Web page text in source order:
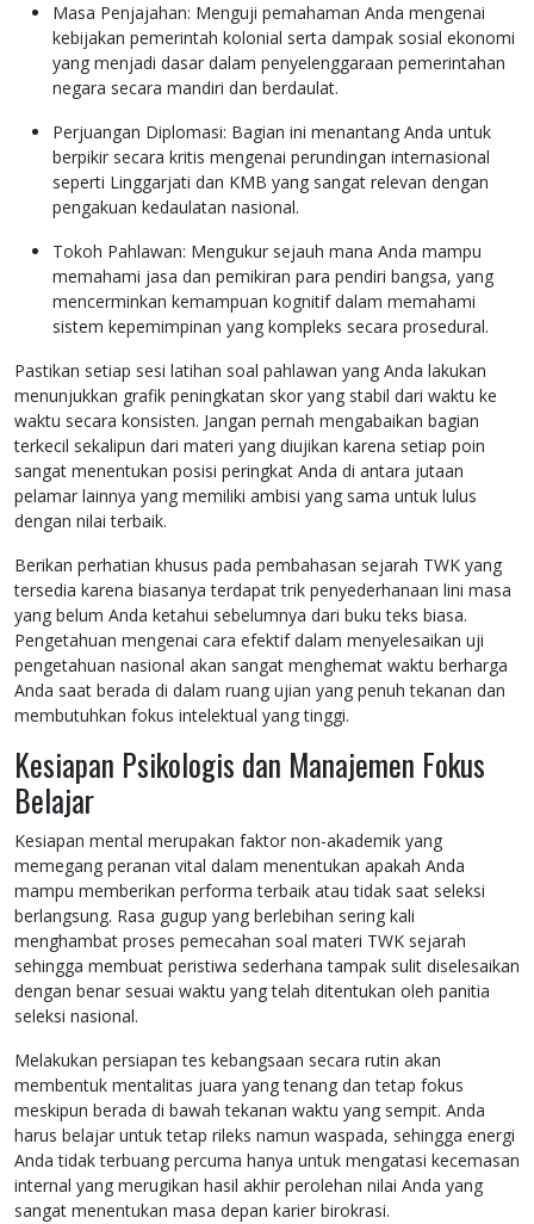
Masa Penjajahan: Menguji pemahaman Anda mengenai
kebijakan pemerintah kolonial serta dampak sosial ekonomi
yang menjadi dasar dalam penyelenggaraan pemerintahan
negara secara mandiri dan berdaulat.
Perjuangan Diplomasi: Bagian ini menantang Anda untuk
berpikir secara kritis mengenai perundingan internasional
seperti Linggarjati dan KMB yang sangat relevan dengan
pengakuan kedaulatan nasional.
Tokoh Pahlawan: Mengukur sejauh mana Anda mampu
memahami jasa dan pemikiran para pendiri bangsa, yang
mencerminkan kemampuan kognitif dalam memahami
sistem kepemimpinan yang kompleks secara prosedural.
Pastikan setiap sesi latihan soal pahlawan yang Anda lakukan
menunjukkan grafik peningkatan skor yang stabil dari waktu ke
waktu secara konsisten. Jangan pernah mengabaikan bagian
terkecil sekalipun dari materi yang diujikan karena setiap poin
sangat menentukan posisi peringkat Anda di antara jutaan
pelamar lainnya yang memiliki ambisi yang sama untuk lulus
dengan nilai terbaik.
Berikan perhatian khusus pada pembahasan sejarah TWK yang
tersedia karena biasanya terdapat trik penyederhanaan lini masa
yang belum Anda ketahui sebelumnya dari buku teks biasa.
Pengetahuan mengenai cara efektif dalam menyelesaikan uji
pengetahuan nasional akan sangat menghemat waktu berharga
Anda saat berada di dalam ruang ujian yang penuh tekanan dan
membutuhkan fokus intelektual yang tinggi.
Kesiapan Psikologis dan Manajemen Fokus
Belajar
Kesiapan mental merupakan faktor non-akademik yang
memegang peranan vital dalam menentukan apakah Anda
mampu memberikan performa terbaik atau tidak saat seleksi
berlangsung. Rasa gugup yang berlebihan sering kali
menghambat proses pemecahan soal materi TWK sejarah
sehingga membuat peristiwa sederhana tampak sulit diselesaikan
dengan benar sesuai waktu yang telah ditentukan oleh panitia
seleksi nasional.
Melakukan persiapan tes kebangsaan secara rutin akan
membentuk mentalitas juara yang tenang dan tetap fokus
meskipun berada di bawah tekanan waktu yang sempit. Anda
harus belajar untuk tetap rileks namun waspada, sehingga energi
Anda tidak terbuang percuma hanya untuk mengatasi kecemasan
internal yang merugikan hasil akhir perolehan nilai Anda yang
sangat menentukan masa depan karier birokrasi.